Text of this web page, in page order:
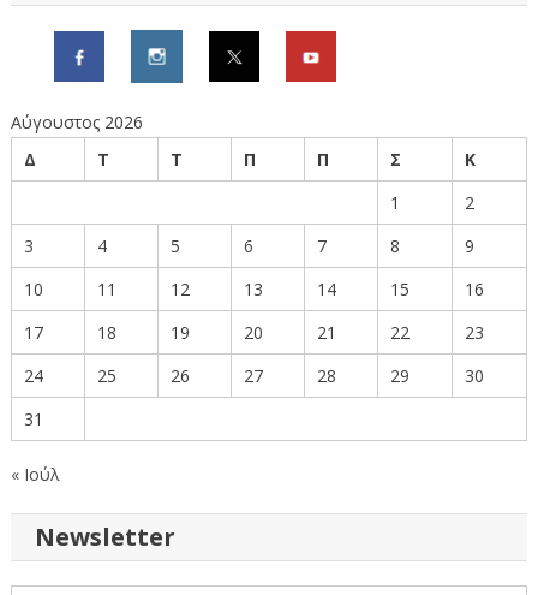
Αύγουστος 2026
Δ
Τ Τ Π Π Σ
Κ
1
2
3
4 5 6 7 8
9
10
11 12 13 14 15
16
17
18 19 20 21 22
23
24
25 26 27 28 29
30
31
« Ιούλ
Newsletter